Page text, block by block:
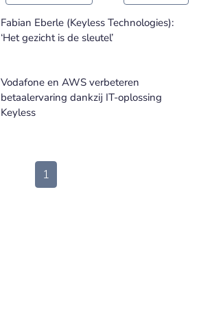
Fabian Eberle (Keyless Technologies):
‘Het gezicht is de sleutel’
Vodafone en AWS verbeteren
betaalervaring dankzij IT-oplossing
Keyless
1